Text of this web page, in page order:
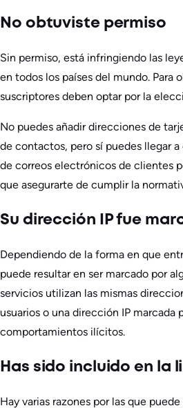
No obtuviste permiso
Sin permiso, está infringiendo las
en todos los países del mundo. Para
suscriptores deben optar por la
No puedes añadir direcciones de
de contactos, pero sí puedes llegar
de correos electrónicos de clientes
que asegurarte de cumplir la
Su dirección IP fue
Dependiendo de la forma en que
puede resultar en ser marcado por
servicios utilizan las mismas
usuarios o una dirección IP marcada
comportamientos ilícitos.
Has sido incluido en la
Hay varias razones por las que